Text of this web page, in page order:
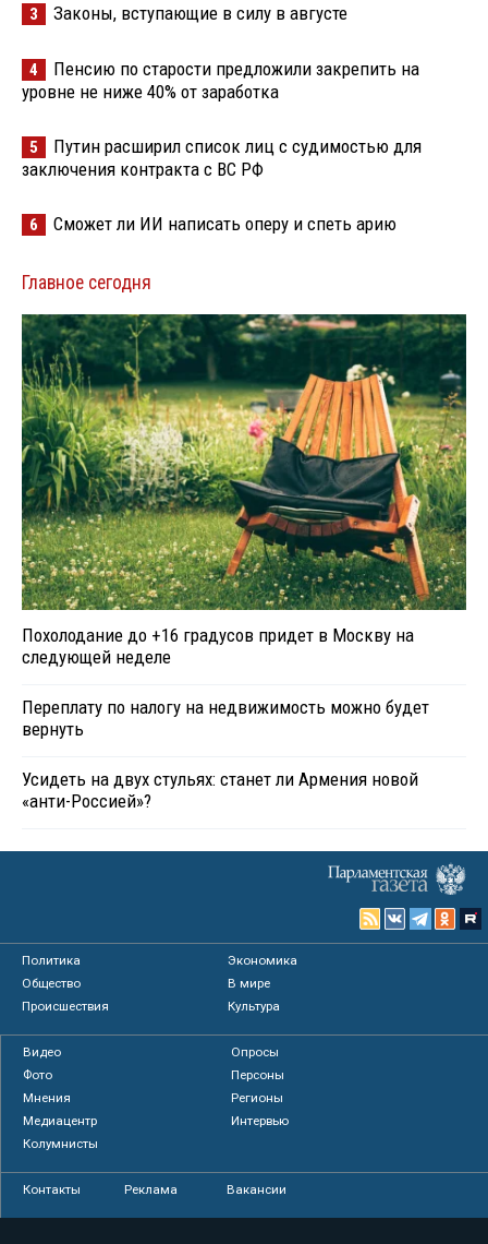
3 Законы, вступающие в силу в августе
4
Пенсию по старости предложили закрепить на
уровне не ниже 40% от заработка
5
Путин расширил список лиц с судимостью для
заключения контракта с ВС РФ
6 Сможет ли ИИ написать оперу и спеть арию
Главное сегодня
Похолодание до +16 градусов придет в Москву на
следующей неделе
Переплату по налогу на недвижимость можно будет
вернуть
Усидеть на двух стульях: станет ли Армения новой
«анти-Россией»?
Политика
Экономика
Общество
В мире
Происшествия
Культура
Видео
Опросы
Фото
Персоны
Мнения
Регионы
Медиацентр
Интервью
Колумнисты
Контакты Реклама Вакансии